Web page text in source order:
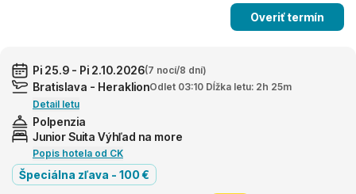
Overiť termín
Pi 25.9 - Pi 2.10.2026(7 nocí/8 dní)
Bratislava - HeraklionOdlet 03:10 Dĺžka letu: 2h 25m
Detail letu
Polpenzia
Junior Suita Výhľad na more
Popis hotela od CK
Špeciálna zľava - 100 €